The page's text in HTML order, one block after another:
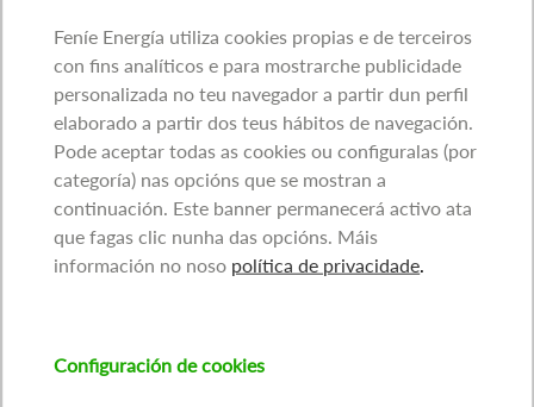
Feníe Energía utiliza cookies propias e de terceiros
con fins analíticos e para mostrarche publicidade
personalizada no teu navegador a partir dun perfil
elaborado a partir dos teus hábitos de navegación.
Pode aceptar todas as cookies ou configuralas (por
categoría) nas opcións que se mostran a
continuación. Este banner permanecerá activo ata
que fagas clic nunha das opcións. Máis
información no noso política de privacidade.
Configuración de cookies